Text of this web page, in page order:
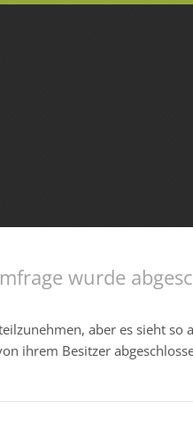
wurde
aber es sieht so
ihrem Besitzer